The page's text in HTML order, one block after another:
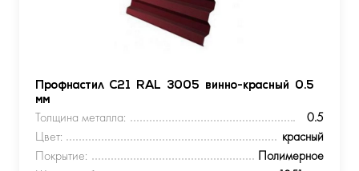
Профнастил С21 RAL 3005 винно-красный 0.5
мм
Толщина металла:
0.5
Цвет:
красный
Покрытие:
Полимерное